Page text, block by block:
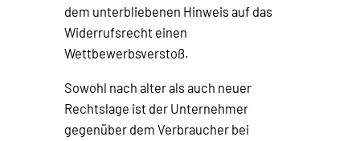
dem unterbliebenen Hinweis auf das
Widerrufsrecht einen
Wettbewerbsverstoß.
Sowohl nach alter als auch neuer
Rechtslage ist der Unternehmer
gegenüber dem Verbraucher bei